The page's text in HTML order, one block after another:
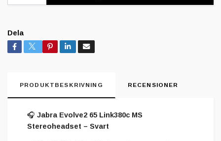
Dela
PRODUKTBESKRIVNING RECENSIONER
🎧 Jabra Evolve2 65 Link380c MS
Stereoheadset – Svart